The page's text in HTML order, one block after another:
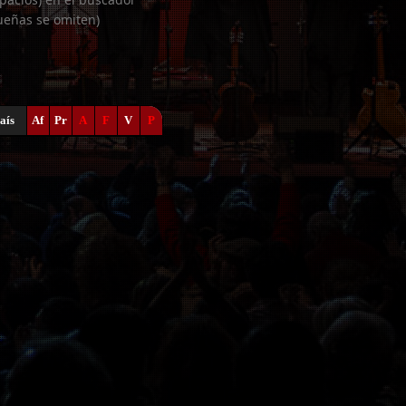
se omiten)
Af Pr A F V P